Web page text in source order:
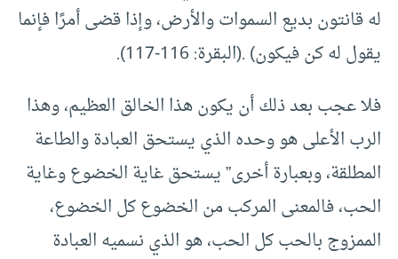
له قانتون بديع السموات والأرض، وإذا قضى أمرًا فإنما
يقول له كن فيكون) .(البقرة: 116-117).
فلا عجب بعد ذلك أن يكون هذا الخالق العظيم، وهذا
الرب الأعلى هو وحده الذي يستحق العبادة والطاعة
المطلقة، وبعبارة أخرى” يستحق غاية الخضوع وغاية
الحب، فالمعنى المركب من الخضوع كل الخضوع،
الممزوج بالحب كل الحب، هو الذي نسميه العبادة